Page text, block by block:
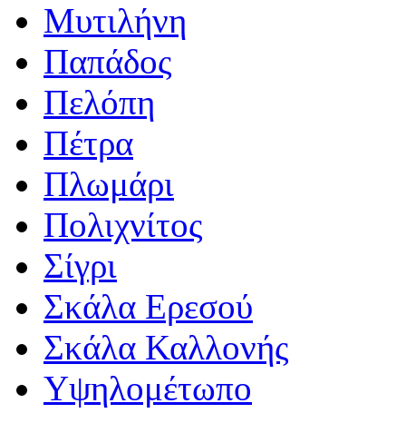
Μυτιλήνη
Παπάδος
Πελόπη
Πέτρα
Πλωμάρι
Πολιχνίτος
Σίγρι
Σκάλα Ερεσού
Σκάλα Καλλονής
Υψηλομέτωπο